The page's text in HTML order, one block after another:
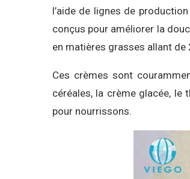
l’aide de lignes de
conçus pour améliorer la
en matières grasses allant de
Ces crèmes sont
céréales, la crème glacée, le
pour nourrissons.